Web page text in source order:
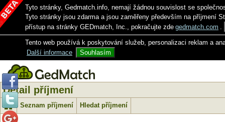
Tyto stránky, Gedmatch.info, nemají žádnou souvislost se
Tyto stránky jsou zdarma a jsou zaměřeny především na příjmení
přístup na stránky GEDmatch, Inc., pokračujte zde gedmatch.com .
Tento web používá k poskytování služeb, personalizaci reklam a
Další informace
Souhlasím
Detail příjmení
Seznam příjmení Hledat příjmení